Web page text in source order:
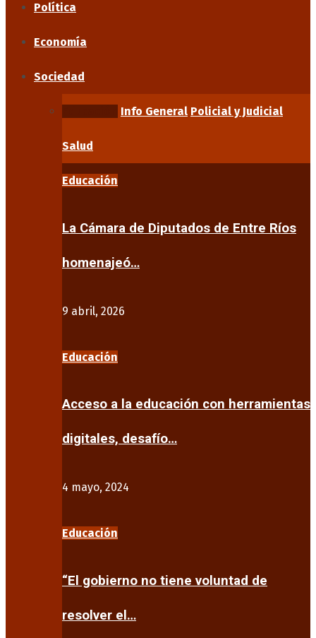
Política
Economía
Sociedad
Info General Policial y Judicial
Salud
Educación
La Cámara de Diputados de Entre Ríos
homenajeó…
9 abril, 2026
Educación
Acceso a la educación con herramientas
digitales, desafío…
4 mayo, 2024
Educación
“El gobierno no tiene voluntad de
resolver el…